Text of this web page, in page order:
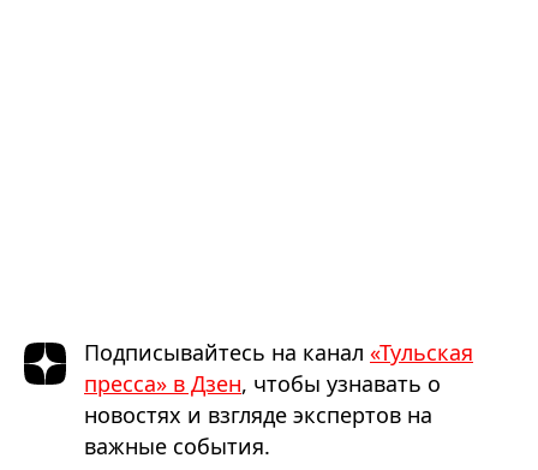
Подписывайтесь на канал «Тульская
пресса» в Дзен, чтобы узнавать о
новостях и взгляде экспертов на
важные события.